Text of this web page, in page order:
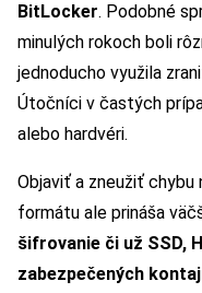
BitLocker. Podobné
minulých rokoch boli
jednoducho využila
Útočníci v častých
alebo hardvéri.
Objaviť a zneužiť
formátu ale prináša
šifrovanie či už SSD,
zabezpečených